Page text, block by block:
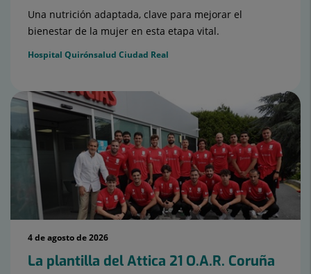
Una nutrición adaptada, clave para mejorar el
bienestar de la mujer en esta etapa vital.
Hospital Quirónsalud Ciudad Real
4 de agosto de 2026
La plantilla del Attica 21 O.A.R. Coruña